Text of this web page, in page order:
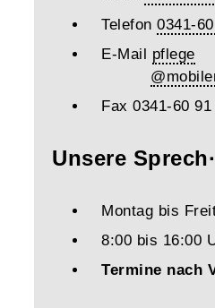
Telefon 0341-
E-Mail pflege
Fax 0341-60 91
Unsere
Montag bis
8:00 bis 16:00
Termine nach